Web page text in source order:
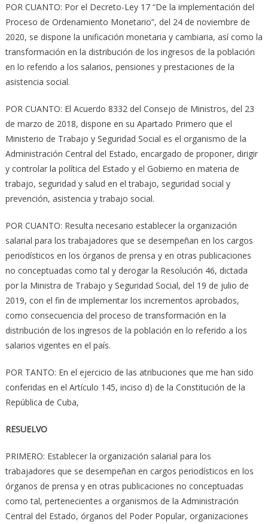
POR CUANTO: Por el Decreto-Ley 17 “De la implementación del
Proceso de Ordenamiento Monetario”, del 24 de noviembre de
2020, se dispone la unificación monetaria y cambiaria, así como la
transformación en la distribución de los ingresos de la población
en lo referido a los salarios, pensiones y prestaciones de la
asistencia social.
POR CUANTO: El Acuerdo 8332 del Consejo de Ministros, del 23
de marzo de 2018, dispone en su Apartado Primero que el
Ministerio de Trabajo y Seguridad Social es el organismo de la
Administración Central del Estado, encargado de proponer, dirigir
y controlar la política del Estado y el Gobierno en materia de
trabajo, seguridad y salud en el trabajo, seguridad social y
prevención, asistencia y trabajo social.
POR CUANTO: Resulta necesario establecer la organización
salarial para los trabajadores que se desempeñan en los cargos
periodísticos en los órganos de prensa y en otras publicaciones
no conceptuadas como tal y derogar la Resolución 46, dictada
por la Ministra de Trabajo y Seguridad Social, del 19 de julio de
2019, con el fin de implementar los incrementos aprobados,
como consecuencia del proceso de transformación en la
distribución de los ingresos de la población en lo referido a los
salarios vigentes en el país.
POR TANTO: En el ejercicio de las atribuciones que me han sido
conferidas en el Artículo 145, inciso d) de la Constitución de la
República de Cuba,
RESUELVO
PRIMERO: Establecer la organización salarial para los
trabajadores que se desempeñan en cargos periodísticos en los
órganos de prensa y en otras publicaciones no conceptuadas
como tal, pertenecientes a organismos de la Administración
Central del Estado, órganos del Poder Popular, organizaciones